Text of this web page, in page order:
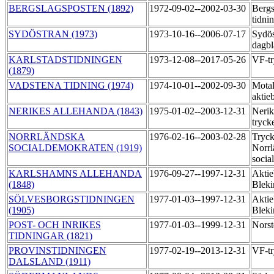
BERGSLAGSPOSTEN (1892)
1972-09-02--2002-03-30
SYDÖSTRAN (1973)
1973-10-16--2006-07-17
KARLSTADSTIDNINGEN
(1879)
1973-12-08--2017-05-26 VF-
VADSTENA TIDNING (1974) 1974-10-01--2002-09-30
NERIKES ALLEHANDA (1843)
1975-01-02--2003-12-31
NORRLÄNDSKA
SOCIALDEMOKRATEN (1919)
1976-02-16--2003-02-28
KARLSHAMNS ALLEHANDA
(1848)
1976-09-27--1997-12-31
SÖLVESBORGSTIDNINGEN
(1905)
1977-01-03--1997-12-31
POST- OCH INRIKES
TIDNINGAR (1821)
1977-01-03--1999-12-31
PROVINSTIDNINGEN
DALSLAND (1911)
1977-02-19--2013-12-31 VF-